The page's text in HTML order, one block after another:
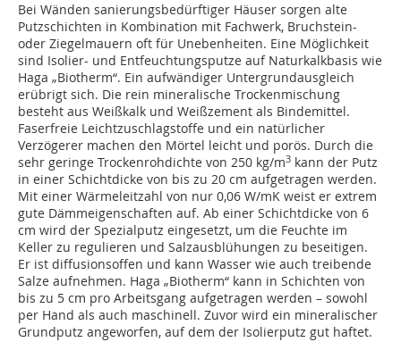
Bei Wänden sanierungsbedürftiger Häuser sorgen alte
Putzschichten in Kombination mit Fachwerk, Bruchstein-
oder Ziegelmauern oft für Unebenheiten. Eine Möglichkeit
sind Isolier- und Entfeuchtungsputze auf Naturkalkbasis wie
Haga „Biotherm“. Ein aufwändiger Untergrundausgleich
erübrigt sich. Die rein mineralische Trockenmischung
besteht aus Weißkalk und Weißzement als Bindemittel.
Faserfreie Leichtzuschlagstoffe und ein natürlicher
Verzögerer machen den Mörtel leicht und porös. Durch die
sehr geringe Trockenrohdichte von 250 kg/m3 kann der Putz
in einer Schichtdicke von bis zu 20 cm aufgetragen werden.
Mit einer Wärmeleitzahl von nur 0,06 W/mK weist er extrem
gute Dämmeigenschaften auf. Ab einer Schichtdicke von 6
cm wird der Spezialputz eingesetzt, um die Feuchte im
Keller zu regulieren und Salzausblühungen zu beseitigen.
Er ist diffusionsoffen und kann Wasser wie auch treibende
Salze aufnehmen. Haga „Biotherm“ kann in Schichten von
bis zu 5 cm pro Arbeitsgang aufgetragen werden – sowohl
per Hand als auch maschinell. Zuvor wird ein mineralischer
Grundputz angeworfen, auf dem der Isolierputz gut haftet.